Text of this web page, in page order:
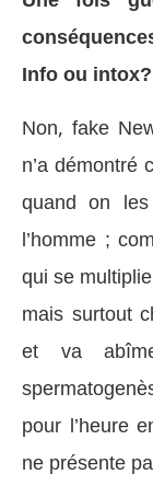
Info ou intox?
Non, fake
n’a
quand on
l’homme ;
qui se
mais surtout
et va
pour l’heure
ne présente